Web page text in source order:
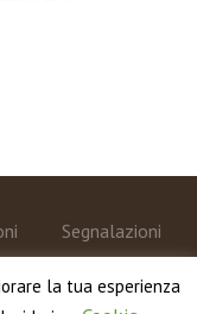
Segnalazioni
la tua esperienza